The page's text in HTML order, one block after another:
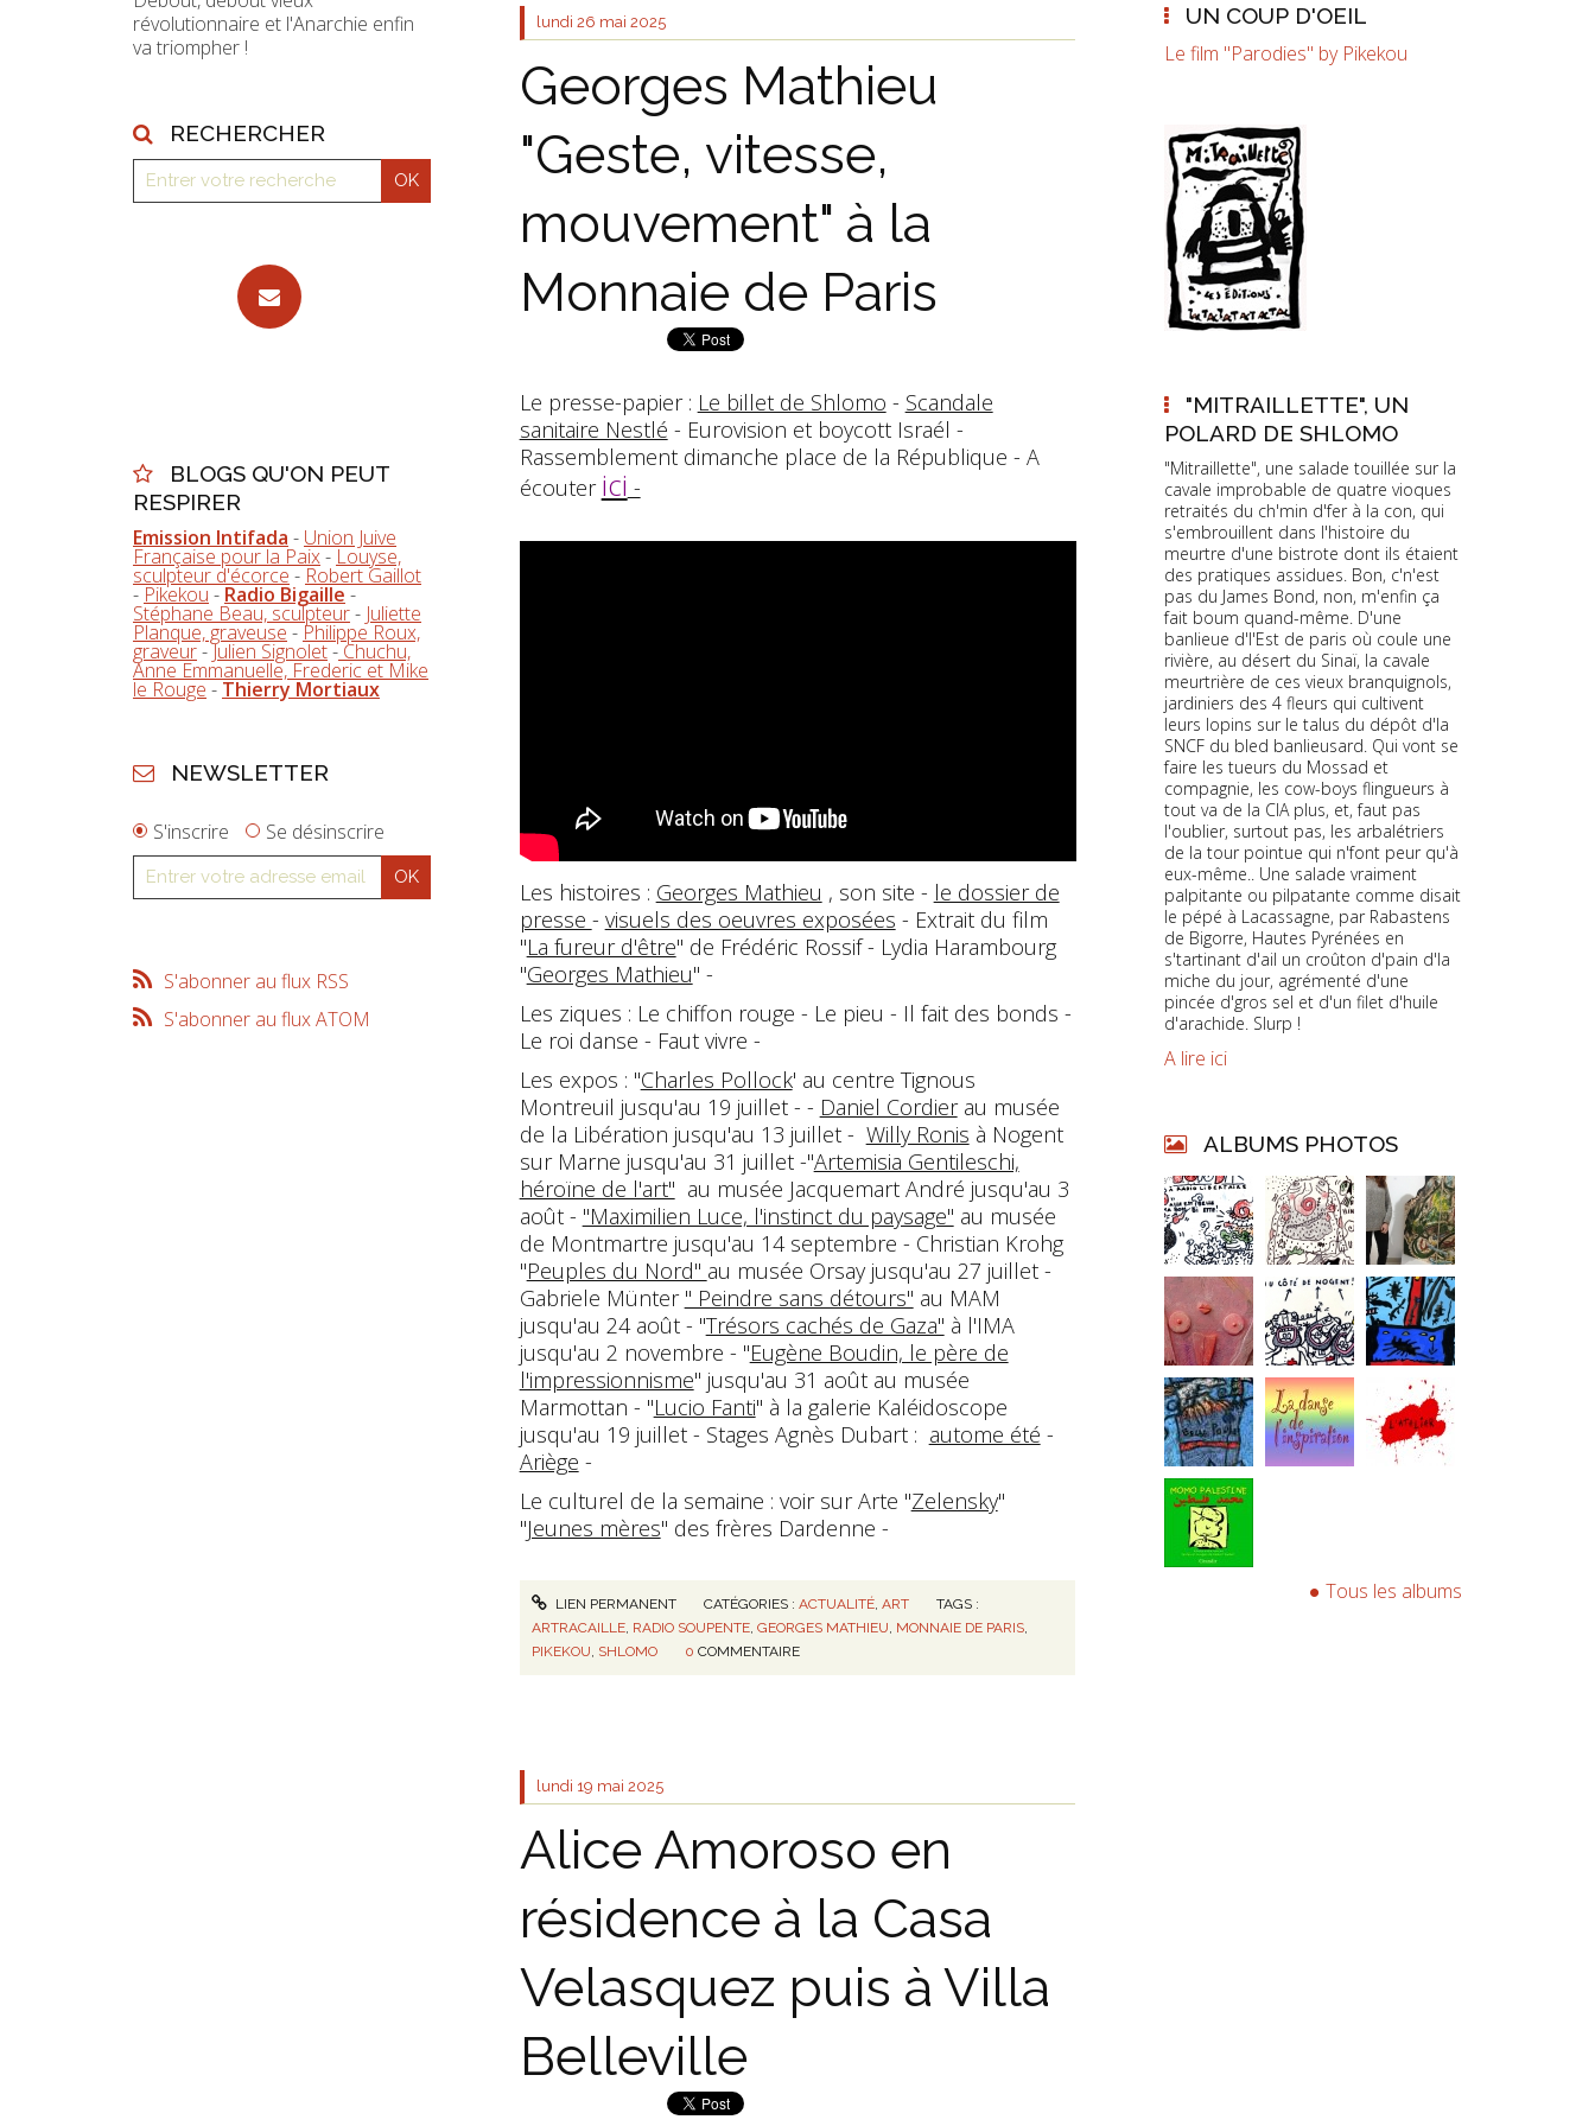
révolutionnaire et l'Anarchie enfin
va triompher !
RECHERCHER
BLOGS QU'ON PEUT
RESPIRER
Emission Intifada - Union Juive
Française pour la Paix- Louyse,
sculpteur d'écorce - Robert Gaillot
- Pikekou - Radio Bigaille -
Stéphane Beau, sculpteur- Juliette
Planque, graveuse - Philippe Roux,
graveur-Julien Signolet- Chuchu,
Anne Emmanuelle, Frederic et Mike
le Rouge - Thierry Mortiaux
NEWSLETTER
S'inscrire Se désinscrire
S'abonner au flux RSS
S'abonner au flux ATOM
lundi 26 mai 2025
Georges Mathieu
"Geste, vitesse,
mouvement" à la
Monnaie de Paris
Le presse-papier : Le billet de Shlomo - Scandale
sanitaire Nestlé - Eurovision et boycott Israél -
Rassemblement dimanche place de la République - A
écouter ici -
Les histoires : Georges Mathieu , son site - le dossier de
presse - visuels des oeuvres exposées - Extrait du film
"La fureur d'être" de Frédéric Rossif - Lydia Harambourg
"Georges Mathieu" -
Les ziques : Le chiffon rouge - Le pieu - Il fait des bonds -
Le roi danse - Faut vivre -
Les expos : "Charles Pollock' au centre Tignous
Montreuil jusqu'au 19 juillet - - Daniel Cordierau musée
de la Libération jusqu'au 13 juillet - Willy Ronis à Nogent
sur Marne jusqu'au 31 juillet -"Artemisia Gentileschi,
héroïne de l'art" au musée Jacquemart André jusqu'au 3
août - "Maximilien Luce, l'instinct du paysage" au musée
de Montmartre jusqu'au 14 septembre - Christian Krohg
"Peuples du Nord" au musée Orsay jusqu'au 27 juillet -
Gabriele Münter " Peindre sans détours" au MAM
jusqu'au 24 août - "Trésors cachés de Gaza" à l'IMA
jusqu'au 2 novembre - "Eugène Boudin, le père de
l'impressionnisme" jusqu'au 31 août au musée
Marmottan - "Lucio Fanti" à la galerie Kaléidoscope
jusqu'au 19 juillet - Stages Agnès Dubart : autome été -
Ariège -
Le culturel de la semaine : voir sur Arte "Zelensky"
"Jeunes mères" des frères Dardenne -
LIEN PERMANENT CATÉGORIES :ACTUALITÉ,ART
TAGS :
ARTRACAILLE, RADIO SOUPENTE, GEORGES MATHIEU, MONNAIE DE PARIS,
PIKEKOU, SHLOMO 0 COMMENTAIRE
lundi 19 mai 2025
Alice Amoroso en
résidence à la Casa
Velasquez puis à Villa
Belleville
UN COUP D'OEIL
Le film "Parodies" by Pikekou
"MITRAILLETTE", UN
POLARD DE SHLOMO
"Mitraillette", une salade touillée sur la
cavale improbable de quatre vioques
retraités du ch'min d'fer à la con, qui
s'embrouillent dans l'histoire du
meurtre d'une bistrote dont ils étaient
des pratiques assidues. Bon, c'n'est
pas du James Bond, non, m'enfin ça
fait boum quand-même. D'une
banlieue d'l'Est de paris où coule une
rivière, au désert du Sinaï, la cavale
meurtrière de ces vieux branquignols,
jardiniers des 4 fleurs qui cultivent
leurs lopins sur le talus du dépôt d'la
SNCF du bled banlieusard. Qui vont se
faire les tueurs du Mossad et
compagnie, les cow-boys flingueurs à
tout va de la CIA plus, et, faut pas
l'oublier, surtout pas, les arbalétriers
de la tour pointue qui n'font peur qu'à
eux-même.. Une salade vraiment
palpitante ou pilpatante comme disait
le pépé à Lacassagne, par Rabastens
de Bigorre, Hautes Pyrénées en
s'tartinant d'ail un croûton d'pain d'la
miche du jour, agrémenté d'une
pincée d'gros sel et d'un filet d'huile
d'arachide. Slurp !
A lire ici
ALBUMS PHOTOS
Tous les albums